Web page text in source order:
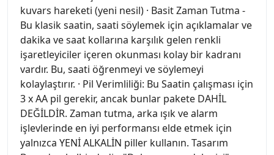
kuvars hareketi (yeni nesil) · Basit Zaman Tutma -
Bu klasik saatin, saati söylemek için açıklamalar ve
dakika ve saat kollarına karşılık gelen renkli
işaretleyiciler içeren okunması kolay bir kadranı
vardır. Bu, saati öğrenmeyi ve söylemeyi
kolaylaştırır. · Pil Verimliliği: Bu Saatin çalışması için
3 x AA pil gerekir, ancak bunlar pakete DAHİL
DEĞİLDİR. Zaman tutma, arka ışık ve alarm
işlevlerinde en iyi performansı elde etmek için
yalnızca YENİ ALKALİN piller kullanın. Tasarım